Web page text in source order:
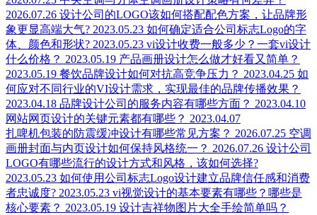
2026.07.26 设计公司的LOGO该如何搭配配色方案，让品牌形
象更显高端大气? 2023.05.23 如何确定适合公司标志Logo的字
体、颜色和形状? 2023.05.23 vi设计收费一般多少？一套vi设计
什么价格？ 2023.05.19 产品画册设计怎么做才好看又简单？
2023.05.19 餐饮品牌设计如何对抗高竞争压力？ 2023.04.25 如
何应对不同行业的VI设计需求，实现最佳的品牌传播效果？
2023.04.18 品牌设计公司的服务内容有哪些方面？ 2023.04.10
网站网页设计的关键元素都有哪些？ 2023.04.07
扎啤机包装的防震缓冲设计有哪些常见方案？ 2026.07.25 空调
画册封面与内页设计如何保持风格统一？ 2026.07.26 设计公司
LOGO有哪些流行的设计方式和风格，该如何选择?
2023.05.23 如何使用公司标志Logo设计建立品牌信任感和消费
者忠诚度? 2023.05.23 vi视觉设计的基本要素有哪些？哪些是
核心要素？ 2023.05.19 设计吉祥物图片大全手绘简单吗？